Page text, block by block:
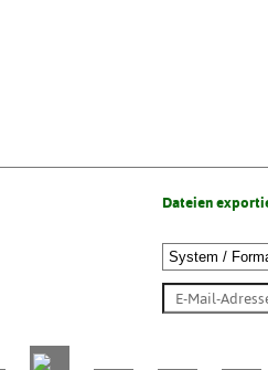
Dateien